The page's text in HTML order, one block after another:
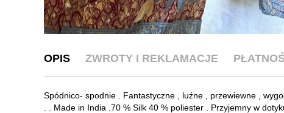
OPIS ZWROTY I REKLAMACJE
Spódnico- spodnie . Fantastyczne , luźne , przewiewne ,
. . Made in India .70 % Silk 40 % poliester . Przyjemny w